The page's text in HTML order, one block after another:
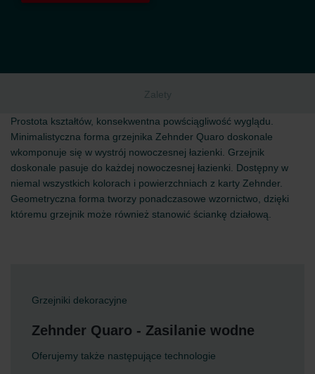
Zalety
Prostota kształtów, konsekwentna powściągliwość wyglądu.
Minimalistyczna forma grzejnika Zehnder Quaro doskonale
wkomponuje się w wystrój nowoczesnej łazienki. Grzejnik
doskonale pasuje do każdej nowoczesnej łazienki. Dostępny w
niemal wszystkich kolorach i powierzchniach z karty Zehnder.
Geometryczna forma tworzy ponadczasowe wzornictwo, dzięki
któremu grzejnik może również stanowić ściankę działową.
Grzejniki dekoracyjne
Zehnder Quaro - Zasilanie wodne
Oferujemy także następujące technologie